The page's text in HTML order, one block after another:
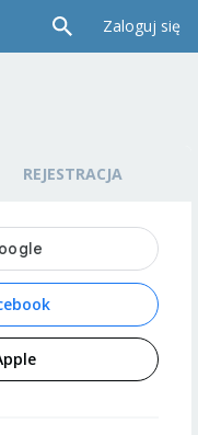
Zaloguj się
REJESTRACJA